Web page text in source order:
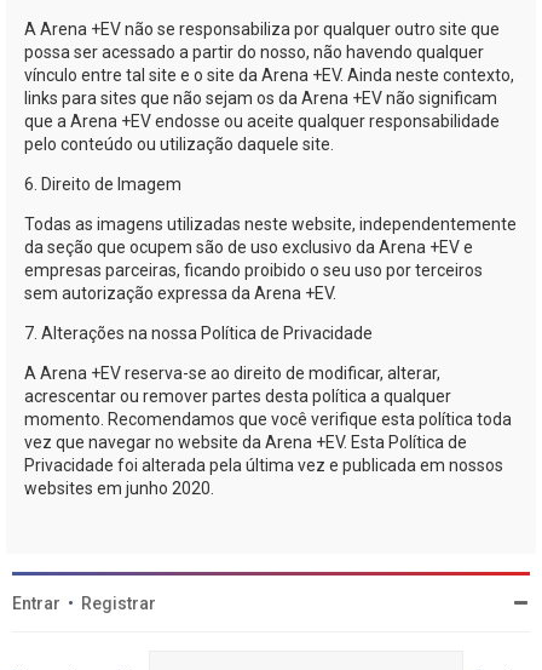
A Arena +EVnão se responsabiliza por qualquer outro site que
possa ser acessado a partir do nosso, não havendo qualquer
vínculo entre tal site e o site da Arena +EV. Ainda neste contexto,
links para sites que não sejam os da Arena +EVnão significam
que a Arena +EVendosse ou aceite qualquer responsabilidade
pelo conteúdo ou utilização daquele site.
6. Direito de Imagem
Todas as imagens utilizadas neste website, independentemente
da seção que ocupem são de uso exclusivo da Arena +EVe
empresas parceiras, ficando proibido o seu uso por terceiros
sem autorização expressa da Arena +EV.
7. Alterações na nossa Política de Privacidade
A Arena +EVreserva-se ao direito de modificar, alterar,
acrescentar ou remover partes desta política a qualquer
momento. Recomendamos que você verifique esta política toda
vez que navegar no website da Arena +EV. Esta Política de
Privacidade foi alterada pela última vez e publicada em nossos
websites em junho 2020.
Entrar • Registrar